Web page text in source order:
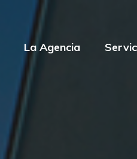
La Agencia